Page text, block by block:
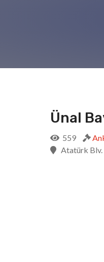
Ünal
559
Atatürk Blv.